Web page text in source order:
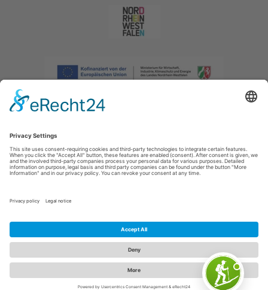
Afdruk |Privacybeleid|Verklaring van toegankelijkheid
E: info@sauerland.com
Cookie-Einstellungen